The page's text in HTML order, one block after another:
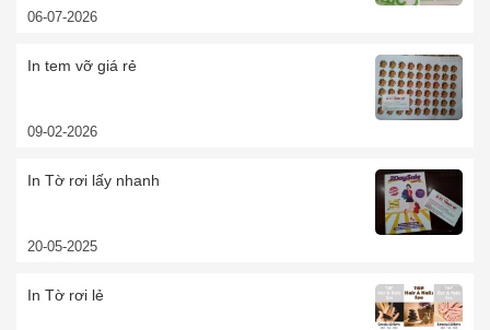
06-07-2026
In tem vỡ giá rẻ
09-02-2026
In Tờ rơi lấy nhanh
20-05-2025
In Tờ rơi lẻ